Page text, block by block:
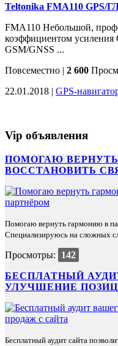
Teltonika FMA110 GPS/
FMA110 Небольшой,
коэффициентом
GSM/GNSS ...
Повсеместно | 2 600
22.01.2018 | GPS-
Vip объявления
ПОМОГАЮ
ВОССТАНОВИТЬ
Помогаю вернуть гармонию в
Специализируюсь на сложных
Просмотры:
142
БЕСПЛАТНЫЙ
УЛУЧШЕНИЕ
Бесплатный аудит сайта